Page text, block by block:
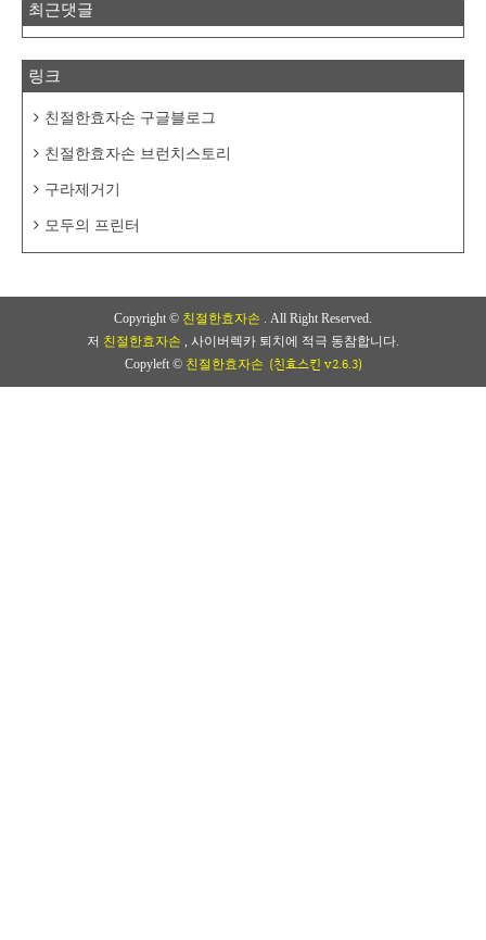
최근댓글
링크
친절한효자손 구글블로그
친절한효자손 브런치스토리
구라제거기
모두의 프린터
Copyright © 친절한효자손 . All Right Reserved.
저 친절한효자손 , 사이버렉카 퇴치에 적극 동참합니다.
Copyleft © 친절한효자손 (친효스킨 v2.6.3)